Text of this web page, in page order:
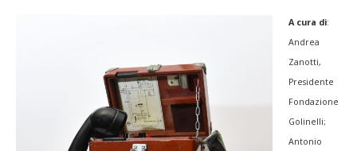
A cura di:
Andrea
Zanotti,
Presidente
Fondazione
Golinelli;
Antonio